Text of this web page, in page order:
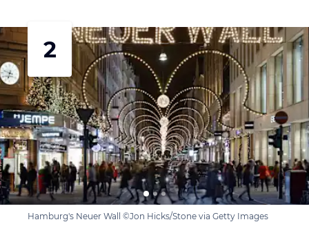
2
Hamburg's Neuer Wall ©Jon Hicks/Stone via Getty Images